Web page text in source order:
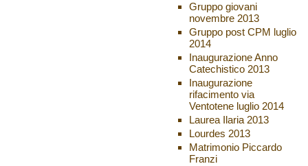
Gruppo giovani
novembre 2013
Gruppo post CPM luglio
2014
Inaugurazione Anno
Catechistico 2013
Inaugurazione
rifacimento via
Ventotene luglio 2014
Laurea Ilaria 2013
Lourdes 2013
Matrimonio Piccardo
Franzi